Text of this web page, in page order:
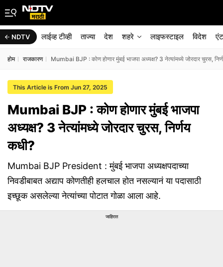
NDTV लाईव्ह टीव्ही ताज्या देश शहरे लाइफस्टाइल विदेश
होम राजकारण Mumbai BJP : कोण होणार मुंबई भाजपा अध्यक्ष? 3 नेत्यांमध्ये जोरदार चुरस,
This Article is From Jun 27, 2025
Mumbai BJP : कोण होणार मुंबई भाजपा
अध्यक्ष? 3 नेत्यांमध्ये जोरदार चुरस, निर्णय
कधी?
Mumbai BJP President : मुंबई भाजपा अध्यक्षपदाच्या
निवडीबाबत अद्याप कोणतीही हलचाल होत नसल्यानं या पदासाठी
इच्छूक असलेल्या नेत्यांच्या पोटात गोळा आला आहे.
जाहिरात